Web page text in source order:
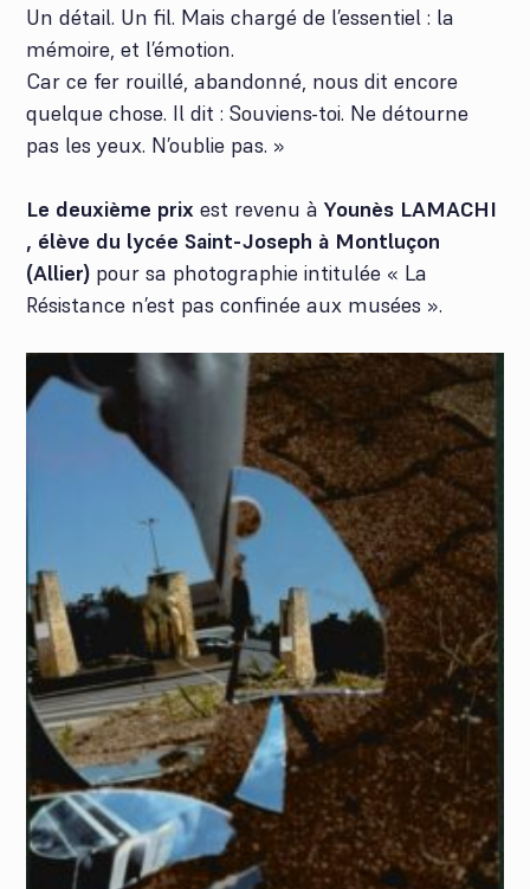
Un détail. Un fil. Mais chargé de l’essentiel : la
mémoire, et l’émotion.
Car ce fer rouillé, abandonné, nous dit encore
quelque chose. Il dit : Souviens-toi. Ne détourne
pas les yeux. N’oublie pas. »
Le deuxième prix est revenu àYounès LAMACHI
, élève du lycée Saint-Joseph à Montluçon
(Allier) pour sa photographie intitulée « La
Résistance n’est pas confinée aux musées ».